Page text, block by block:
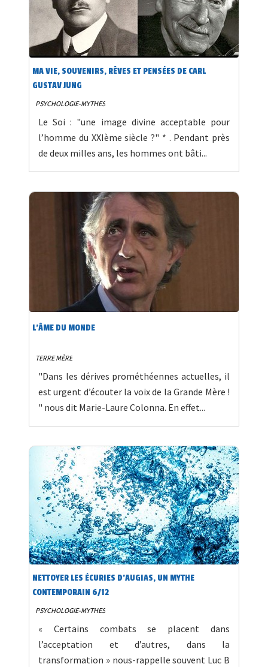
MA VIE, SOUVENIRS, RÊVES ET PENSÉES DE CARL
GUSTAV JUNG
PSYCHOLOGIE-MYTHES
Le Soi : "une image divine acceptable pour
l’homme du XXIème siècle ?" * . Pendant près
de deux milles ans, les hommes ont bâti...
L’ÂME DU MONDE
TERRE MÈRE
"Dans les dérives prométhéennes actuelles, il
est urgent d’écouter la voix de la Grande Mère !
" nous dit Marie-Laure Colonna. En effet...
NETTOYER LES ÉCURIES D’AUGIAS, UN MYTHE
CONTEMPORAIN 6/12
PSYCHOLOGIE-MYTHES
« Certains combats se placent dans
l’acceptation et d’autres, dans la
transformation » nous-rappelle souvent Luc B